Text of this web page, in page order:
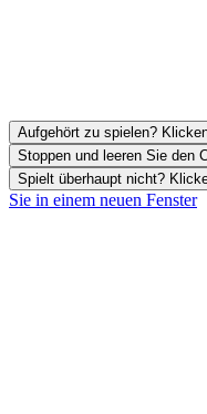
Aufgehört zu spielen?
Stoppen und leeren Sie den
Spielt überhaupt nicht?
Sie in einem neuen Fenster